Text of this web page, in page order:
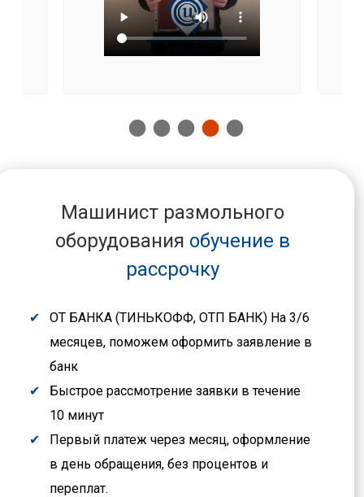
Машинист размольного
оборудования обучение в
рассрочку
ОТ БАНКА (ТИНЬКОФФ, ОТП БАНК) На 3/6
месяцев, поможем оформить заявление в
банк
Быстрое рассмотрение заявки в течение
10 минут
Первый платеж через месяц, оформление
в день обращения, без процентов и
переплат.